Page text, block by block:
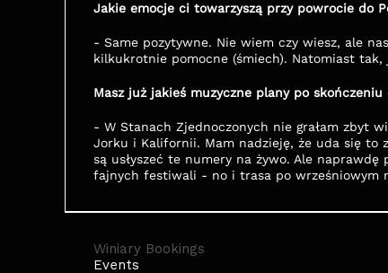
Jakie emocje ci towarzyszą przy powrocie do
- Same pozytywne. Nie wiem czy wiesz, ale
kilkukrotnie pomocne (śmiech). Natomiast
Masz już jakieś muzyczne plany po
- W Stanach Zjednoczonych nie grałam zbyt
Jorku i Kalifornii. Mam nadzieję, że uda się to
są usłyszeć te numery na żywo. Ale
fajnych festiwali - no i trasa po wrześniowym
Winiary Bookings
Events